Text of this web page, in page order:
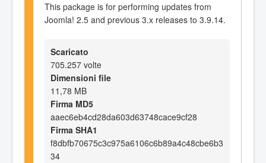
This package is for performing updates from
Joomla! 2.5 and previous 3.x releases to 3.9.14.
Scaricato
705.257 volte
Dimensioni file
11,78 MB
Firma MD5
aaec6eb4cd28da603d63748cace9cf28
Firma SHA1
f8dbfb70675c3c975a6106c6b89a4c48cbe6b3
34